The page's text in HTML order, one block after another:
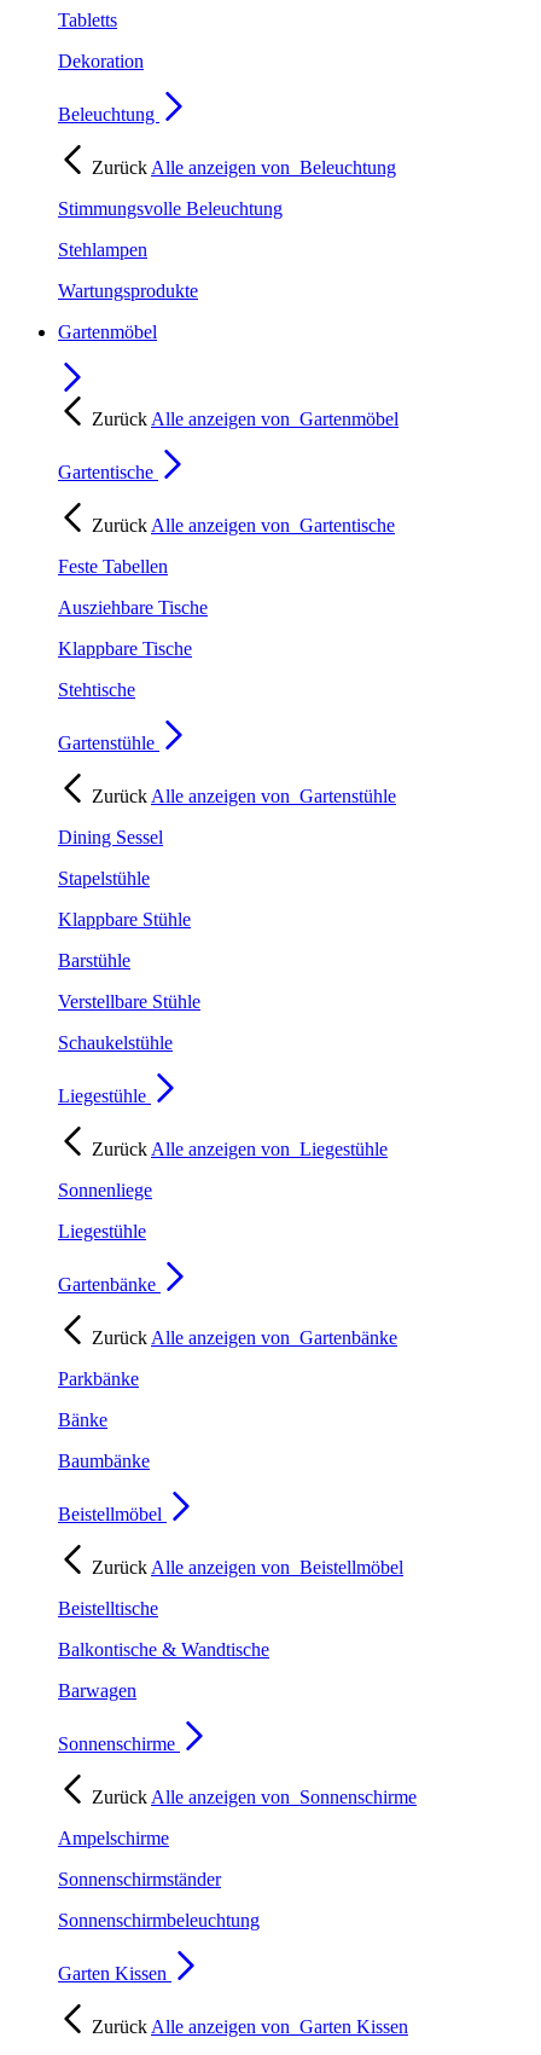
Tabletts
Dekoration
Beleuchtung
Zurück Alle anzeigen von Beleuchtung
Stimmungsvolle Beleuchtung
Stehlampen
Wartungsprodukte
Gartenmöbel
Zurück Alle anzeigen von Gartenmöbel
Gartentische
Zurück Alle anzeigen von Gartentische
Feste Tabellen
Ausziehbare Tische
Klappbare Tische
Stehtische
Gartenstühle
Zurück Alle anzeigen von Gartenstühle
Dining Sessel
Stapelstühle
Klappbare Stühle
Barstühle
Verstellbare Stühle
Schaukelstühle
Liegestühle
Zurück Alle anzeigen von Liegestühle
Sonnenliege
Liegestühle
Gartenbänke
Zurück Alle anzeigen von Gartenbänke
Parkbänke
Bänke
Baumbänke
Beistellmöbel
Zurück Alle anzeigen von Beistellmöbel
Beistelltische
Balkontische & Wandtische
Barwagen
Sonnenschirme
Zurück Alle anzeigen von Sonnenschirme
Ampelschirme
Sonnenschirmständer
Sonnenschirmbeleuchtung
Garten Kissen
Zurück Alle anzeigen von Garten Kissen